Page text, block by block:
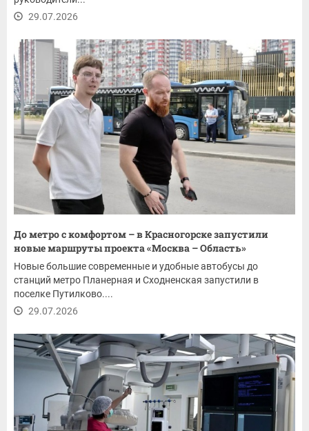
29.07.2026
До метро с комфортом – в Красногорске запустили
новые маршруты проекта «Москва – Область»
Новые большие современные и удобные автобусы до
станций метро Планерная и Сходненская запустили в
поселке Путилково....
29.07.2026